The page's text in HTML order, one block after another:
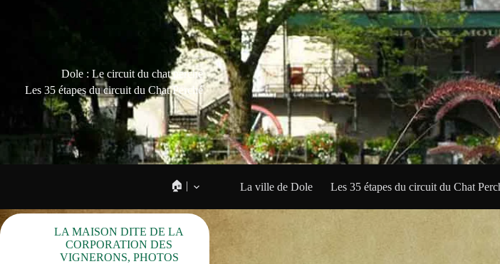
Dole : Le circuit du chat perché
Les 35 étapes du circuit du Chat Perché
🏠 | La ville de Dole Les 35 étapes du circuit du Chat
LA MAISON DITE DE LA
CORPORATION DES
VIGNERONS, PHOTOS